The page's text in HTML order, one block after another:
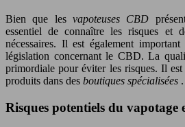
Bien que les vapoteuses CBD
essentiel de connaître les risques et
nécessaires. Il est également
législation concernant le CBD. La
primordiale pour éviter les risques. Il est
produits dans des boutiques spécialisées .
Risques potentiels du vapotage